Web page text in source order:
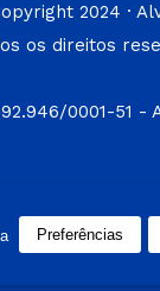
2024 ·
os direitos
0001-51 -
Preferências